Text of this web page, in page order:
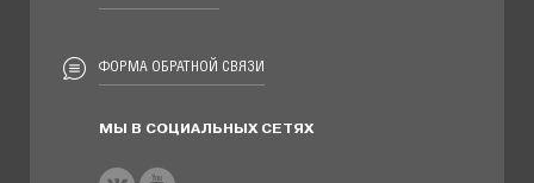
ФОРМА ОБРАТНОЙ СВЯЗИ
МЫ В СОЦИАЛЬНЫХ СЕТЯХ